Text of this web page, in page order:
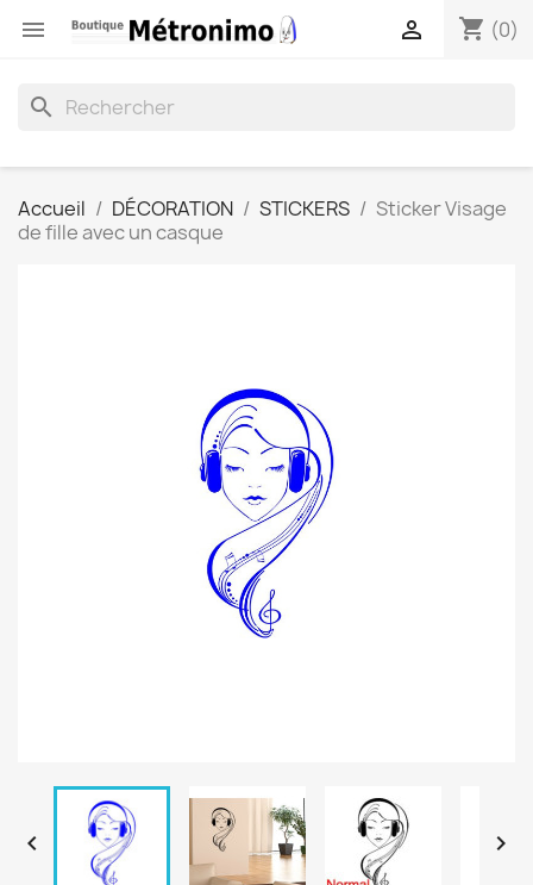
 shopping_cart (0)

search
Accueil DÉCORATION STICKERS
Sticker Visage
de fille avec un casque
 